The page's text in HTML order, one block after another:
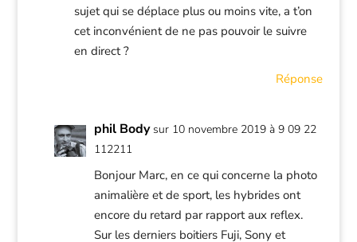
sujet qui se déplace plus ou moins vite, a t’on
cet inconvénient de ne pas pouvoir le suivre
en direct ?
Réponse
phil Body sur 10 novembre 2019 à 9 09 22
112211
Bonjour Marc, en ce qui concerne la photo
animalière et de sport, les hybrides ont
encore du retard par rapport aux reflex.
Sur les derniers boitiers Fuji, Sony et